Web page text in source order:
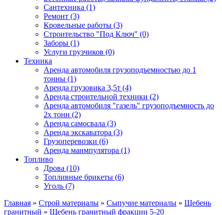
Сантехника (1)
Ремонт (3)
Кровельные работы (3)
Строительство "Под Ключ" (0)
Заборы (1)
Услуги грузчиков (0)
Техника
Аренда автомобиля грузоподъемностью до 1
тонны (1)
Аренда грузовика 3,5т (4)
Аренда строительной техники (2)
Аренда автомобиля "газель" грузоподъемность до
2х тонн (2)
Аренда самосвала (3)
Аренда экскаватора (3)
Грузоперевозки (6)
Аренда манмпулятора (1)
Топливо
Дрова (10)
Топливные брикеты (6)
Уголь (7)
Главная » Строй материалы » Сыпучие материалы » Щебень
гранитный » Щебень гранитный фракции 5-20